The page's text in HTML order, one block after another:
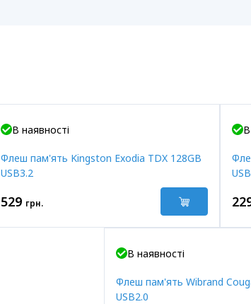
В наявності
Флеш пам'ять Kingston Exodia TDX 128GB
USB3.2
529 грн.
В наявності
Флеш пам'ять Wibrand
USB2.0